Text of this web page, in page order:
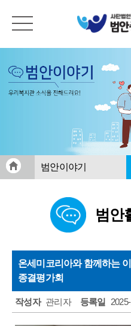
범안이야기
범안
온세미코리아와 함께하는
종결평가회
작성자 관리자 등록일